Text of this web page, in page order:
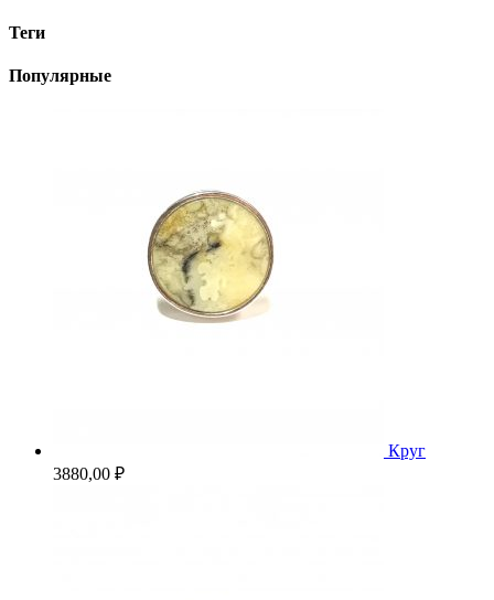
Теги
Популярные
Круг
3880,00 ₽